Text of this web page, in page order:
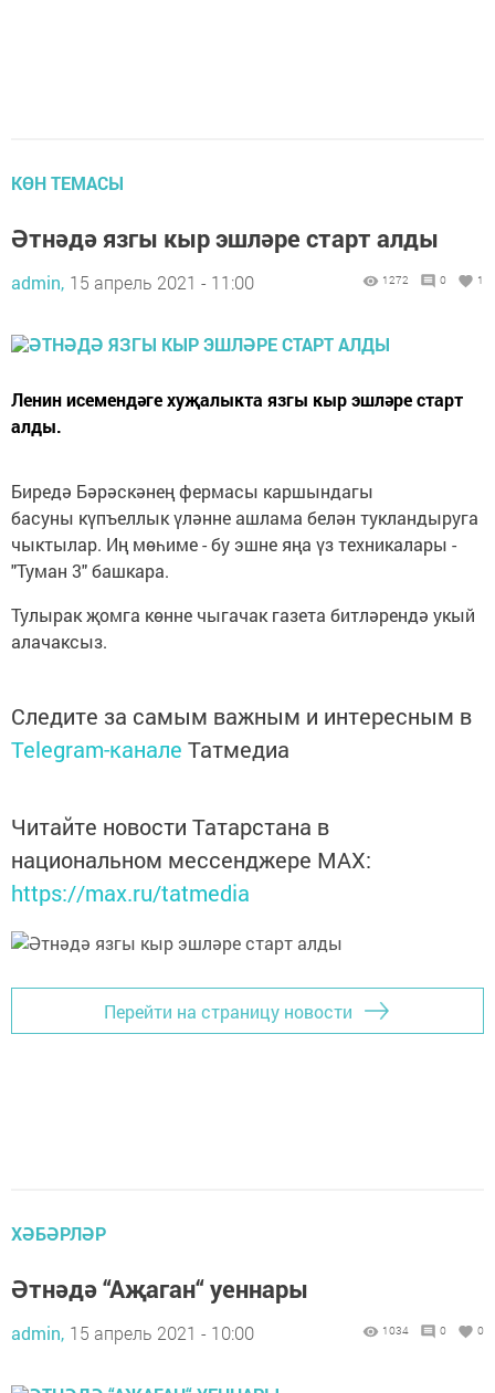
КӨН ТЕМАСЫ
Әтнәдә язгы кыр эшләре старт алды
admin, 15 апрель 2021 - 11:00 1272 0 1
Ленин исемендәге хуҗалыкта язгы кыр эшләре старт
алды.
Биредә Бәрәскәнең фермасы каршындагы
басуны күпъеллык үләнне ашлама белән тукландыруга
чыктылар. Иң мөһиме - бу эшне яңа үз техникалары -
"Туман 3" башкара.
Тулырак җомга көнне чыгачак газета битләрендә укый
алачаксыз.
Следите за самым важным и интересным в
Telegram-канале Татмедиа
Читайте новости Татарстана в
национальном мессенджере MАХ:
https://max.ru/tatmedia
Перейти на страницу новости
ХӘБӘРЛӘР
Әтнәдә “Аҗаган“ уеннары
admin, 15 апрель 2021 - 10:00 1034 0 0